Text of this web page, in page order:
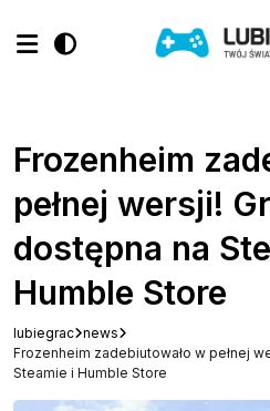
Frozenheim
pełnej wersji!
dostępna na
Humble Store
lubiegrac news
Frozenheim zadebiutowało w pełnej
Steamie i Humble Store